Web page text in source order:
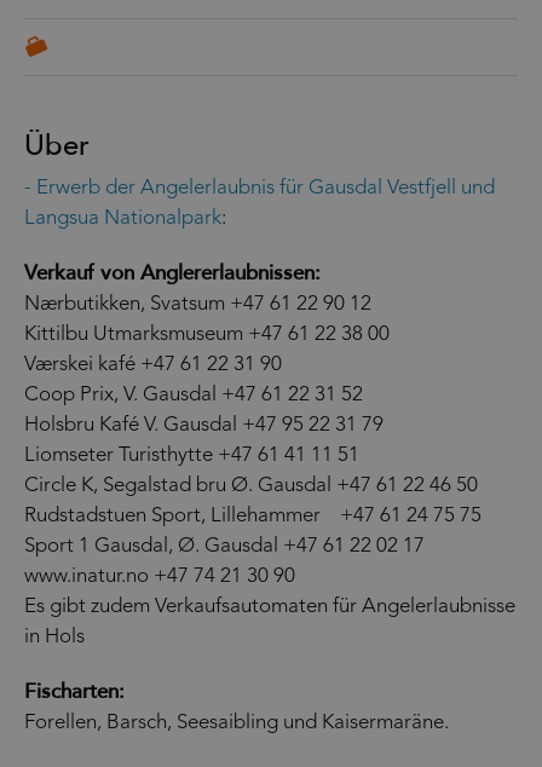
Über
- Erwerb der Angelerlaubnis für Gausdal Vestfjell und
Langsua Nationalpark:
Verkauf von Anglererlaubnissen:
Nærbutikken, Svatsum +47 61 22 90 12
Kittilbu Utmarksmuseum +47 61 22 38 00
Værskei kafé +47 61 22 31 90
Coop Prix, V. Gausdal +47 61 22 31 52
Holsbru Kafé V. Gausdal +47 95 22 31 79
Liomseter Turisthytte +47 61 41 11 51
Circle K, Segalstad bru Ø. Gausdal +47 61 22 46 50
Rudstadstuen Sport, Lillehammer +47 61 24 75 75
Sport 1 Gausdal, Ø. Gausdal +47 61 22 02 17
www.inatur.no +47 74 21 30 90
Es gibt zudem Verkaufsautomaten für Angelerlaubnisse
in Hols
Fischarten:
Forellen, Barsch, Seesaibling und Kaisermaräne.